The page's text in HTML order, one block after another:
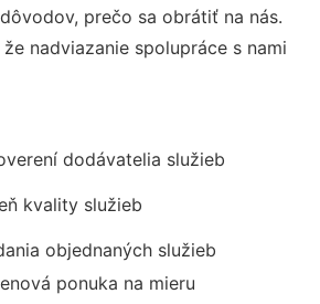
prečo sa obrátiť na nás.
nadviazanie spolupráce s nami
dodávatelia služieb
kvality služieb
objednaných služieb
ponuka na mieru